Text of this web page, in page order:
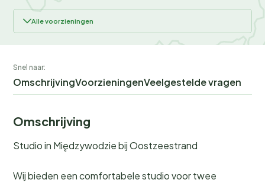
Alle voorzieningen
Snel naar:
OmschrijvingVoorzieningenVeelgestelde vragen
Omschrijving
Studio in Międzywodzie bij Oostzeestrand
Wij bieden een comfortabele studio voor twee